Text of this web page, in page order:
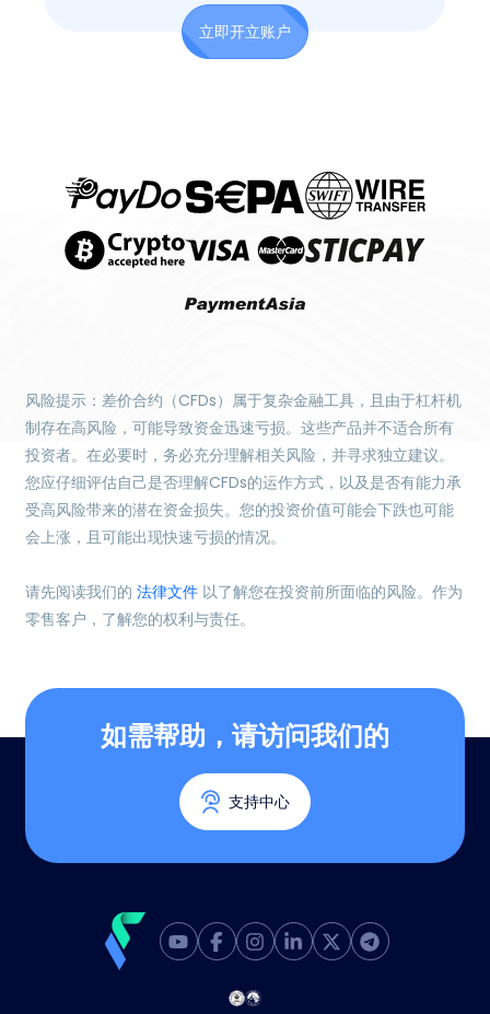
立即开立账户
风险提示：差价合约（CFDs）属于复杂金融工具，且由于杠杆机
制存在高风险，可能导致资金迅速亏损。这些产品并不适合所有
投资者。在必要时，务必充分理解相关风险，并寻求独立建议。
您应仔细评估自己是否理解CFDs的运作方式，以及是否有能力承
受高风险带来的潜在资金损失。您的投资价值可能会下跌也可能
会上涨，且可能出现快速亏损的情况。
请先阅读我们的法律文件 以了解您在投资前所面临的风险。作为
零售客户，了解您的权利与责任。
如需帮助，请访问我们的
支持中心